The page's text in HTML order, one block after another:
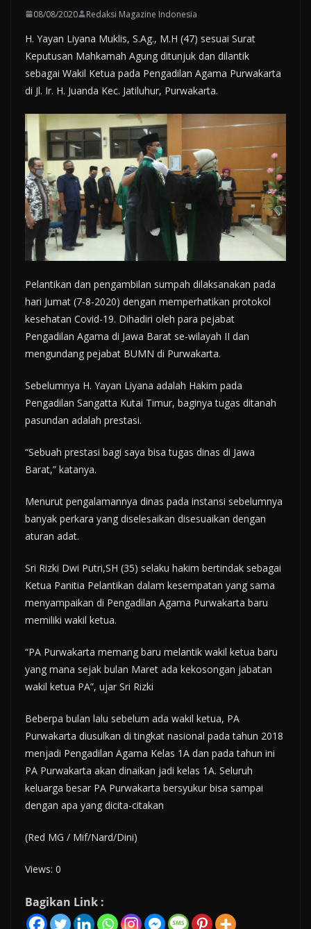
08/08/2020 Redaksi Magazine Indonesia
H. Yayan Liyana Muklis, S.Ag., M.H (47) sesuai Surat
Keputusan Mahkamah Agung ditunjuk dan dilantik
sebagai Wakil Ketua pada Pengadilan Agama Purwakarta
di Jl. Ir. H. Juanda Kec. Jatiluhur, Purwakarta.
Pelantikan dan pengambilan sumpah dilaksanakan pada
hari Jumat (7-8-2020) dengan memperhatikan protokol
kesehatan Covid-19. Dihadiri oleh para pejabat
Pengadilan Agama di Jawa Barat se-wilayah II dan
mengundang pejabat BUMN di Purwakarta.
Sebelumnya H. Yayan Liyana adalah Hakim pada
Pengadilan Sangatta Kutai Timur, baginya tugas ditanah
pasundan adalah prestasi.
“Sebuah prestasi bagi saya bisa tugas dinas di Jawa
Barat,” katanya.
Menurut pengalamannya dinas pada instansi sebelumnya
banyak perkara yang diselesaikan disesuaikan dengan
aturan adat.
Sri Rizki Dwi Putri,SH (35) selaku hakim bertindak sebagai
Ketua Panitia Pelantikan dalam kesempatan yang sama
menyampaikan di Pengadilan Agama Purwakarta baru
memiliki wakil ketua.
“PA Purwakarta memang baru melantik wakil ketua baru
yang mana sejak bulan Maret ada kekosongan jabatan
wakil ketua PA”, ujar Sri Rizki
Beberpa bulan lalu sebelum ada wakil ketua, PA
Purwakarta diusulkan di tingkat nasional pada tahun 2018
menjadi Pengadilan Agama Kelas 1A dan pada tahun ini
PA Purwakarta akan dinaikan jadi kelas 1A. Seluruh
keluarga besar PA Purwakarta bersyukur bisa sampai
dengan apa yang dicita-citakan
(Red MG / Mif/Nard/Dini)
Views: 0
Bagikan Link :